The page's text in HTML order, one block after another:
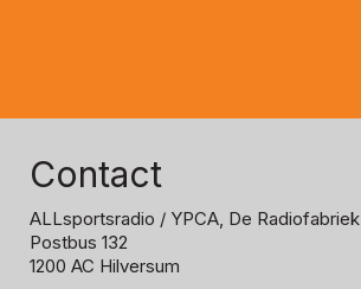
Contact
ALLsportsradio / YPCA, De Radiofabriek
Postbus 132
1200 AC Hilversum